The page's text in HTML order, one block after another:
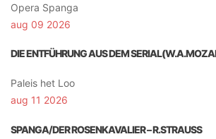
Opera Spanga
aug 09 2026
DIE ENTFÜHRUNG AUS DEM
Paleis het Loo
aug 11 2026
SPANGA/DER ROSENKAVALIER – R.STRAUSS